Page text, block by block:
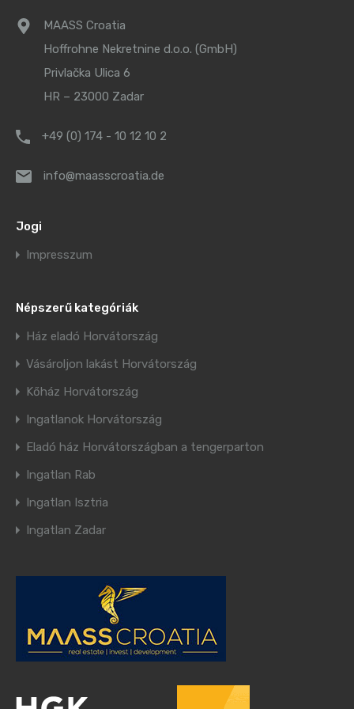
MAASS Croatia
Hoffrohne Nekretnine d.o.o. (GmbH)
Privlačka Ulica 6
HR – 23000 Zadar
+49 (0) 174 - 10 12 10 2
info@maasscroatia.de
Jogi
Impresszum
Népszerű kategóriák
Ház eladó Horvátország
Vásároljon lakást Horvátország
Kőház Horvátország
Ingatlanok Horvátország
Eladó ház Horvátországban a tengerparton
Ingatlan Rab
Ingatlan Isztria
Ingatlan Zadar